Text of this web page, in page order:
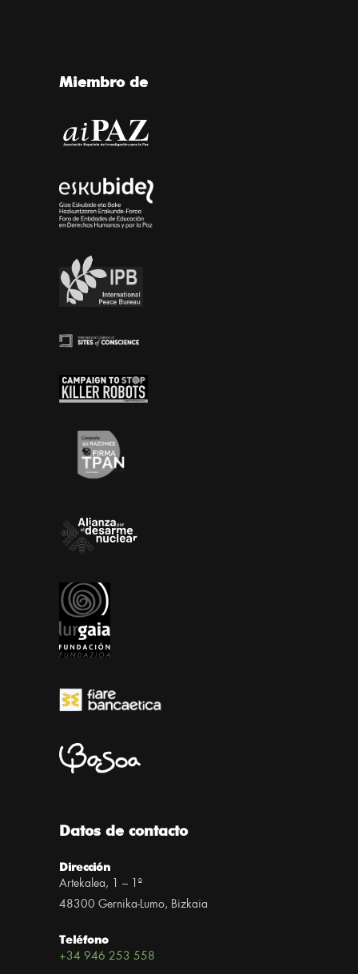
Miembro de
Datos de contacto
Dirección
Artekalea, 1 – 1º
48300 Gernika-Lumo, Bizkaia
Teléfono
+34 946 253 558